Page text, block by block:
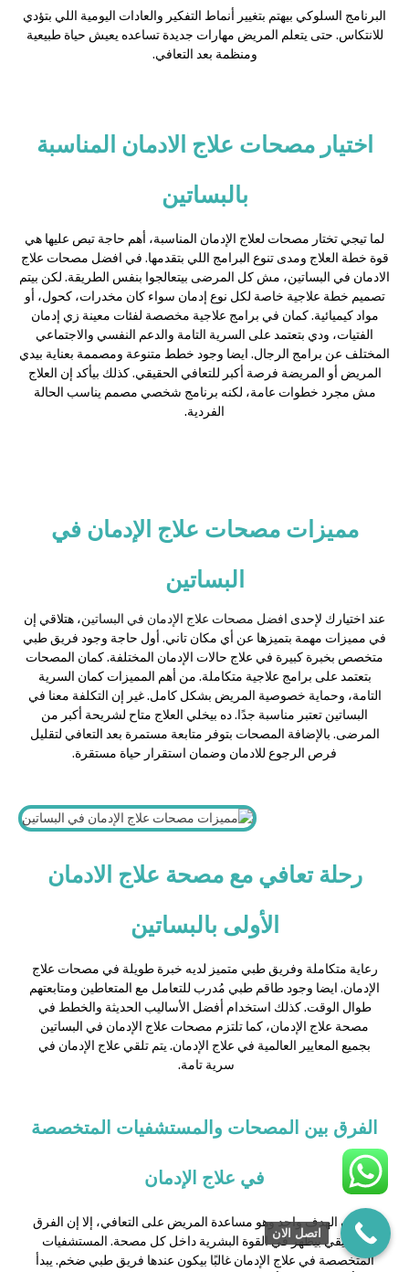
البرنامج السلوكي بيهتم بتغيير أنماط التفكير والعادات اليومية اللي بتؤدي
للانتكاس. حتى يتعلم المريض مهارات جديدة تساعده يعيش حياة طبيعية
ومنظمة بعد التعافي.
اختيار مصحات علاج الادمان المناسبة
بالبساتين
لما تيجي تختار مصحات لعلاج الإدمان المناسبة، أهم حاجة تبص عليها هي
قوة خطة العلاج ومدى تنوع البرامج اللي بتقدمها. في افضل مصحات علاج
الادمان في البساتين، مش كل المرضى بيتعالجوا بنفس الطريقة. لكن بيتم
تصميم خطة علاجية خاصة لكل نوع إدمان سواء كان مخدرات، كحول، أو
مواد كيميائية. كمان في برامج علاجية مخصصة لفئات معينة زي إدمان
الفتيات، ودي بتعتمد على السرية التامة والدعم النفسي والاجتماعي
المختلف عن برامج الرجال. ايضا وجود خطط متنوعة ومصممة بعناية بيدي
المريض أو المريضة فرصة أكبر للتعافي الحقيقي. كذلك بيأكد إن العلاج
مش مجرد خطوات عامة، لكنه برنامج شخصي مصمم يناسب الحالة
الفردية.
مميزات مصحات علاج الإدمان في
البساتين
عند اختيارك لإحدى افضل مصحات علاج الإدمان في البساتين، هتلاقي إن
في مميزات مهمة بتميزها عن أي مكان تاني. أول حاجة وجود فريق طبي
متخصص بخبرة كبيرة في علاج حالات الإدمان المختلفة. كمان المصحات
بتعتمد على برامج علاجية متكاملة. من أهم المميزات كمان السرية
التامة، وحماية خصوصية المريض بشكل كامل. غير إن التكلفة معنا في
البساتين تعتبر مناسبة جدًا. ده بيخلي العلاج متاح لشريحة أكبر من
المرضى. بالإضافة المصحات بتوفر متابعة مستمرة بعد التعافي لتقليل
فرص الرجوع للادمان وضمان استقرار حياة مستقرة.
رحلة تعافي مع مصحة علاج الادمان
الأولى بالبساتين
رعاية متكاملة وفريق طبي متميز لديه خبرة طويلة في مصحات علاج
الإدمان. ايضا وجود طاقم طبي مُدرب للتعامل مع المتعاطين ومتابعتهم
طوال الوقت. كذلك استخدام أفضل الأساليب الحديثة والخطط في
مصحة علاج الإدمان، كما تلتزم مصحات علاج الإدمان في البساتين
بجميع المعايير العالمية في علاج الإدمان. يتم تلقي علاج الإدمان في
سرية تامة.
الفرق بين المصحات والمستشفيات المتخصصة
في علاج الإدمان
رغم إن الهدف واحد وهو مساعدة المريض على التعافي، إلا إن الفرق
الحقيقي بيظهر في القوة البشرية داخل كل مصحة. المستشفيات
المتخصصة في علاج الإدمان غالبًا بيكون عندها فريق طبي ضخم. يبدأ
اتصل الان